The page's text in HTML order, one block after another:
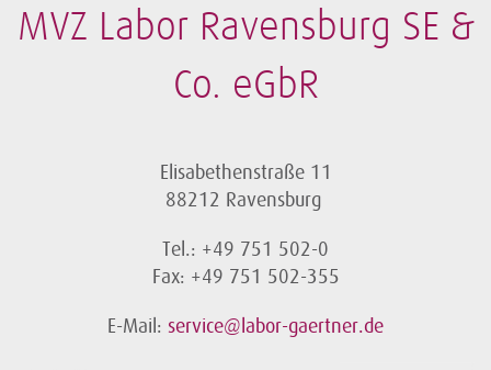
MVZ Labor Ravensburg SE &
Co. eGbR
Elisabethenstraße 11
88212 Ravensburg
Tel.: +49 751 502-0
Fax: +49 751 502-355
E-Mail: service@labor-gaertner.de